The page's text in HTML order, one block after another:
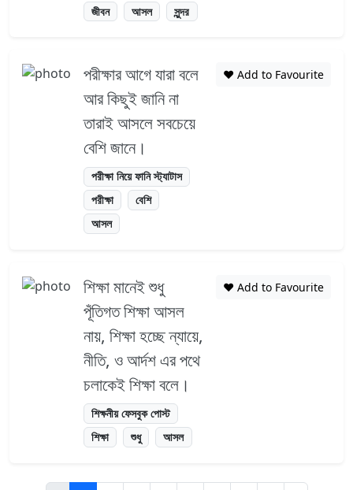
জীবন
আসল সুন্দর
পরীক্ষার আগে যারা বলে
আর কিছুই জানি না
তারাই আসলে সবচেয়ে
বেশি জানে।
পরীক্ষা নিয়ে ফানি স্ট্যাটাস
পরীক্ষা
বেশি
আসল
❤️ Add to Favourite
শিক্ষা মানেই শুধু
পূঁতিগত শিক্ষা আসল
নায়, শিক্ষা হচ্ছে ন্যায়ে,
নীতি, ও আর্দশ এর পথে
চলাকেই শিক্ষা বলে।
শিক্ষনীয় ফেসবুক পোস্ট
শিক্ষা
শুধু আসল
❤️ Add to Favourite